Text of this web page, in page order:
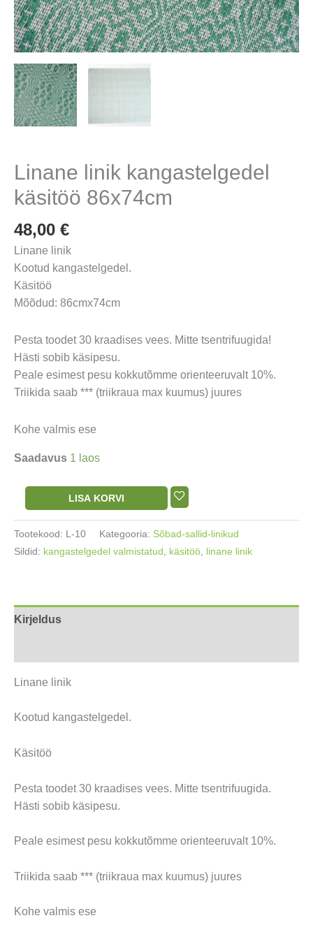
Linane linik kangastelgedel
käsitöö 86x74cm
48,00 €
Linane linik
Kootud kangastelgedel.
Käsitöö
Mõõdud: 86cmx74cm
Pesta toodet 30 kraadises vees. Mitte tsentrifuugida!
Hästi sobib käsipesu.
Peale esimest pesu kokkutõmme orienteeruvalt 10%.
Triikida saab *** (triikraua max kuumus) juures
Kohe valmis ese
Saadavus 1 laos
linik
kangastelgedel
käsitöö
LISA KORVI
Tootekood: L-10 Kategooria: Sõbad-sallid-linikud
Sildid: kangastelgedel valmistatud käsitöö linane linik
Kirjeldus
Linane linik
Kootud kangastelgedel.
Käsitöö
Pesta toodet 30 kraadises vees. Mitte tsentrifuugida.
Hästi sobib käsipesu.
Peale esimest pesu kokkutõmme orienteeruvalt 10%.
Triikida saab *** (triikraua max kuumus) juures
Kohe valmis ese